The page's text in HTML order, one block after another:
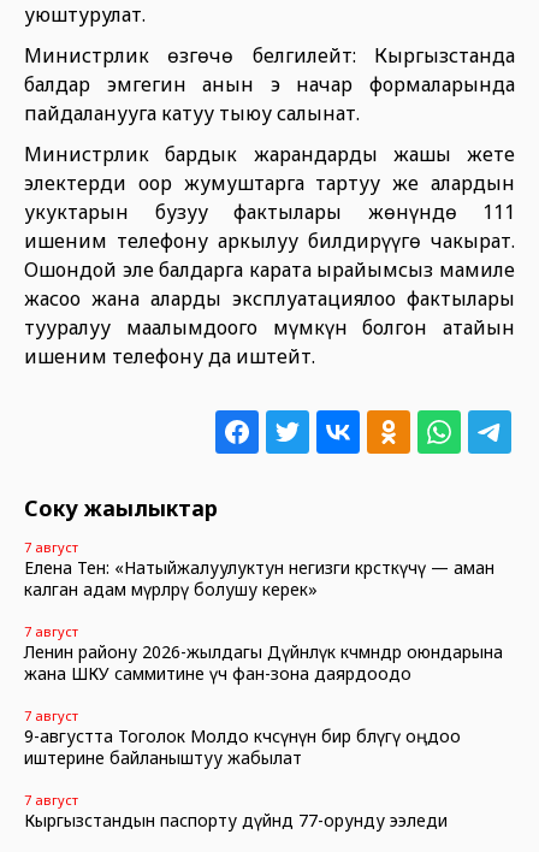
уюштурулат.
Министрлик өзгөчө белгилейт: Кыргызстанда
балдар эмгегин анын эң начар формаларында
пайдаланууга катуу тыюу салынат.
Министрлик бардык жарандарды жашы жете
электерди оор жумуштарга тартуу же алардын
укуктарын бузуу фактылары жөнүндө 111
ишеним телефону аркылуу билдирүүгө чакырат.
Ошондой эле балдарга карата ырайымсыз мамиле
жасоо жана аларды эксплуатациялоо фактылары
тууралуу маалымдоого мүмкүн болгон атайын
ишеним телефону да иштейт.
Соңку жаңылыктар
7 август
Елена Тен: «Натыйжалуулуктун негизги көрсөткүчү — аман
калган адам өмүрлөрү болушу керек»
7 август
Ленин району 2026-жылдагы Дүйнөлүк көчмөндөр оюндарына
жана ШКУ саммитине үч фан-зона даярдоодо
7 август
9-августта Тоголок Молдо көчөсүнүн бир бөлүгү оңдоо
иштерине байланыштуу жабылат
7 август
Кыргызстандын паспорту дүйнөдө 77-орунду ээледи